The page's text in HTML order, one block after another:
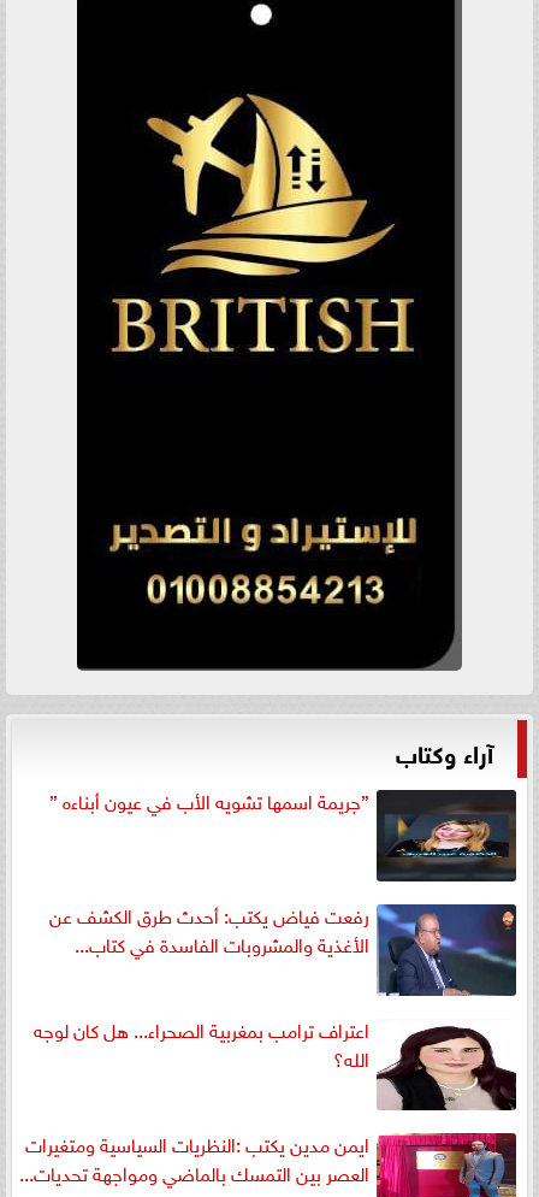
آراء وكتاب
”جريمة اسمها تشويه الأب في عيون أبناءه ”
رفعت فياض يكتب: أحدث طرق الكشف عن
الأغذية والمشروبات الفاسدة في كتاب...
اعتراف ترامب بمغربية الصحراء... هل كان لوجه
الله؟
ايمن مدين يكتب :النظريات السياسية ومتغيرات
العصر بين التمسك بالماضي ومواجهة تحديات...